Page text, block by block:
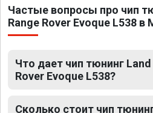
Частые вопросы про чип
Range Rover Evoque L538 в
Что дает чип тюнинг Land
Rover Evoque L538?
Сколько стоит чип